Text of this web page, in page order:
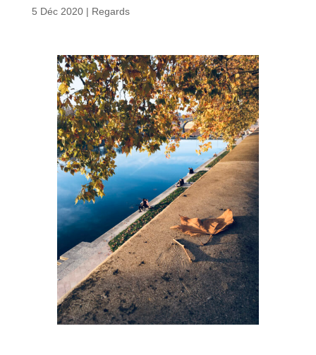
5 Déc 2020| Regards